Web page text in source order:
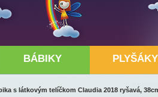
BÁBIKY PLYŠÁKY
s látkovým telíčkom Claudia 2018 ryšavá,